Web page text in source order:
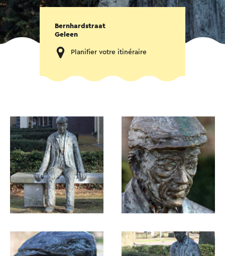
Bernhardstraat
Geleen
Planifier votre itinéraire